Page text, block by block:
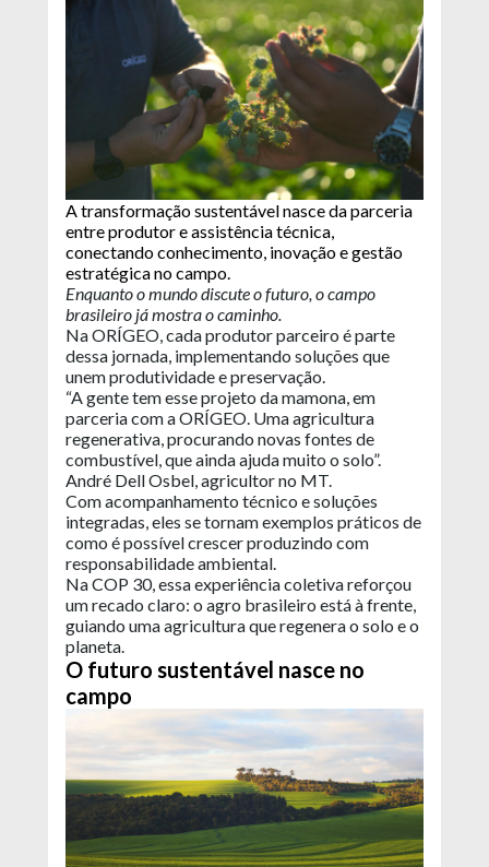
A transformação sustentável nasce da parceria
entre produtor e assistência técnica,
conectando conhecimento, inovação e gestão
estratégica no campo.
Enquanto o mundo discute o futuro, o campo
brasileiro já mostra o caminho.
Na ORÍGEO, cada produtor parceiro é parte
dessa jornada, implementando soluções que
unem produtividade e preservação.
“A gente tem esse projeto da mamona, em
parceria com a ORÍGEO. Uma agricultura
regenerativa, procurando novas fontes de
combustível, que ainda ajuda muito o solo”.
André Dell Osbel, agricultor no MT.
Com acompanhamento técnico e soluções
integradas, eles se tornam exemplos práticos de
como é possível crescer produzindo com
responsabilidade ambiental.
Na COP 30, essa experiência coletiva reforçou
um recado claro: o agro brasileiro está à frente,
guiando uma agricultura que regenera o solo e o
planeta.
O futuro sustentável nasce no
campo